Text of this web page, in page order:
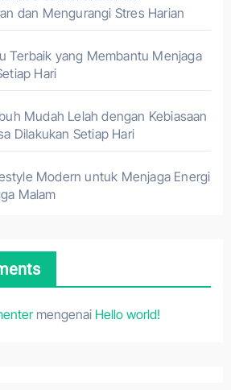
dan Mengurangi Stres Harian
Terbaik yang Membantu Menjaga
Hari
Mudah Lelah dengan Kebiasaan
Dilakukan Setiap Hari
Modern untuk Menjaga Energi
Malam
mengenai Hello world!